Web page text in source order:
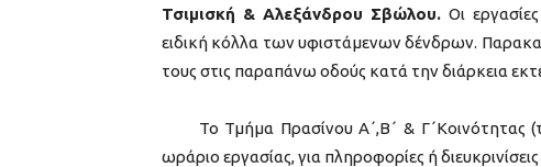
Τσιμισκή & Αλεξάνδρου Σβώλου.Οι
ειδική κόλλα των υφιστάμενων δένδρων.
τους στις παραπάνω οδούς κατά την διάρκεια
Το Τμήμα Πρασίνου Α΄,Β΄ & Γ΄Κοινότητας
ωράριο εργασίας, για πληροφορίες ή